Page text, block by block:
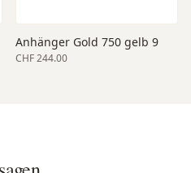
Anhänger Gold 750 gelb 9
CHF 244.00